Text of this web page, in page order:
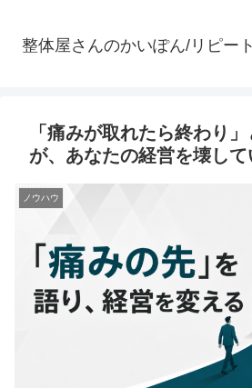
整体屋さんのかいぽん/リピー
「痛みが取れたら終わり
が、あなたの経営を壊して
ノウハウ